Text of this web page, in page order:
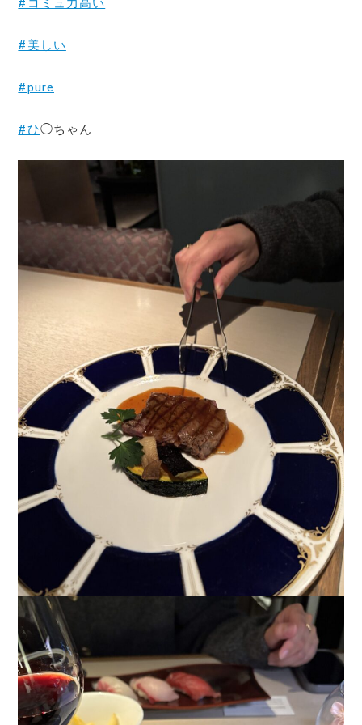
#コミュ力高い
#美しい
#pure
#ひ◯ちゃん